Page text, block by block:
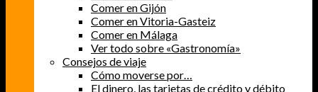
Comer en Gijón
Comer en Vitoria-Gasteiz
Comer en Málaga
Ver todo sobre «Gastronomía»
Consejos de viaje
Cómo moverse por…
El dinero, las tarjetas de crédito y débito